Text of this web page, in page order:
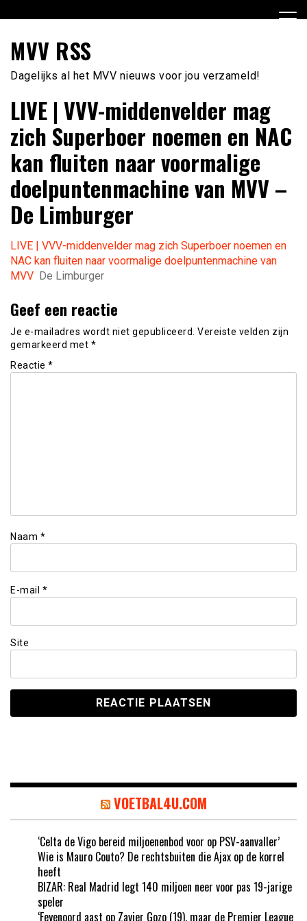
naar
inhoud
MVV RSS
Dagelijks al het MVV nieuws voor jou verzameld!
LIVE | VVV-middenvelder mag
zich Superboer noemen en NAC
kan fluiten naar voormalige
doelpuntenmachine van MVV –
De Limburger
LIVE | VVV-middenvelder mag zich Superboer noemen en
NAC kan fluiten naar voormalige doelpuntenmachine van
MVV De Limburger
Geef een reactie
Je e-mailadres wordt niet gepubliceerd. Vereiste velden zijn
gemarkeerd met *
Reactie *
Naam *
E-mail *
Site
VOETBAL4U.COM
‘Celta de Vigo bereid miljoenenbod voor op PSV-aanvaller’
Wie is Mauro Couto? De rechtsbuiten die Ajax op de korrel
heeft
BIZAR: Real Madrid legt 140 miljoen neer voor pas 19-jarige
speler
‘Feyenoord aast op Zavier Gozo (19), maar de Premier League